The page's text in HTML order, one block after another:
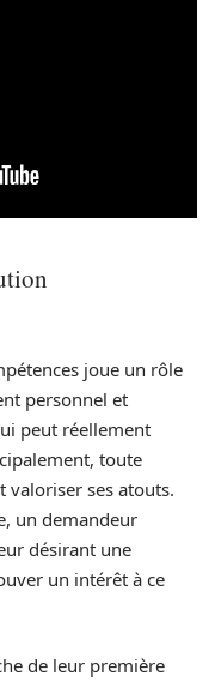
joue un rôle
personnel et
peut réellement
toute
valoriser ses atouts.
un demandeur
désirant une
un intérêt à ce
de leur première